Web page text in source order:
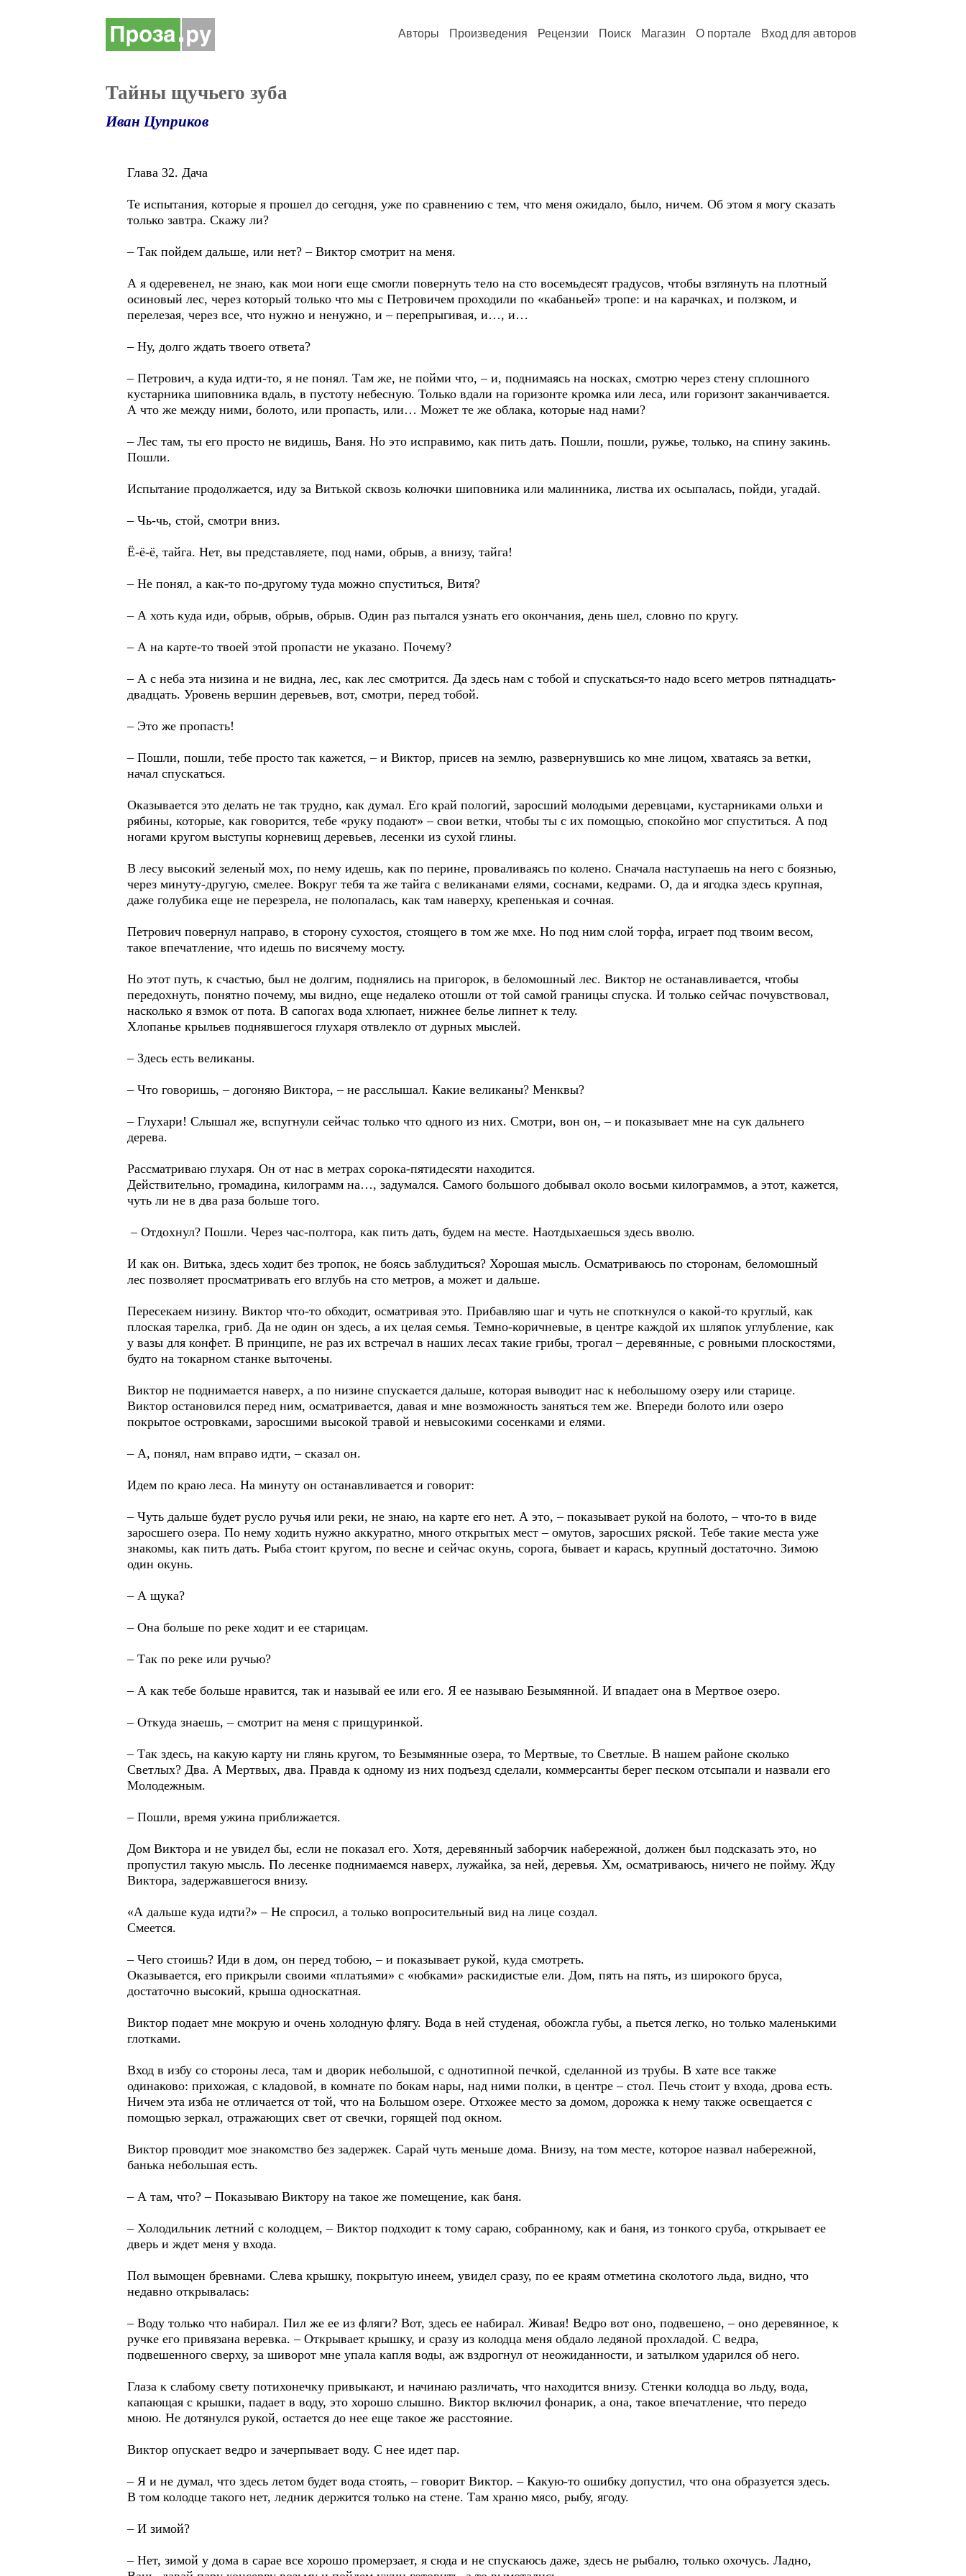
Авторы Произведения Рецензии Поиск Магазин О портале Вход для авторов
Тайны щучьего зуба
Иван Цуприков
Глава 32. Дача
Те испытания, которые я прошел до сегодня, уже по сравнению с тем, что меня ожидало, было, ничем. Об этом я могу сказать
только завтра. Скажу ли?
– Так пойдем дальше, или нет? – Виктор смотрит на меня.
А я одеревенел, не знаю, как мои ноги еще смогли повернуть тело на сто восемьдесят градусов, чтобы взглянуть на плотный
осиновый лес, через который только что мы с Петровичем проходили по «кабаньей» тропе: и на карачках, и ползком, и
перелезая, через все, что нужно и ненужно, и – перепрыгивая, и…, и…
– Ну, долго ждать твоего ответа?
– Петрович, а куда идти-то, я не понял. Там же, не пойми что, – и, поднимаясь на носках, смотрю через стену сплошного
кустарника шиповника вдаль, в пустоту небесную. Только вдали на горизонте кромка или леса, или горизонт заканчивается.
А что же между ними, болото, или пропасть, или… Может те же облака, которые над нами?
– Лес там, ты его просто не видишь, Ваня. Но это исправимо, как пить дать. Пошли, пошли, ружье, только, на спину закинь.
Пошли.
Испытание продолжается, иду за Витькой сквозь колючки шиповника или малинника, листва их осыпалась, пойди, угадай.
– Чь-чь, стой, смотри вниз.
Ё-ё-ё, тайга. Нет, вы представляете, под нами, обрыв, а внизу, тайга!
– Не понял, а как-то по-другому туда можно спуститься, Витя?
– А хоть куда иди, обрыв, обрыв, обрыв. Один раз пытался узнать его окончания, день шел, словно по кругу.
– А на карте-то твоей этой пропасти не указано. Почему?
– А с неба эта низина и не видна, лес, как лес смотрится. Да здесь нам с тобой и спускаться-то надо всего метров пятнадцать-
двадцать. Уровень вершин деревьев, вот, смотри, перед тобой.
– Это же пропасть!
– Пошли, пошли, тебе просто так кажется, – и Виктор, присев на землю, развернувшись ко мне лицом, хватаясь за ветки,
начал спускаться.
Оказывается это делать не так трудно, как думал. Его край пологий, заросший молодыми деревцами, кустарниками ольхи и
рябины, которые, как говорится, тебе «руку подают» – свои ветки, чтобы ты с их помощью, спокойно мог спуститься. А под
ногами кругом выступы корневищ деревьев, лесенки из сухой глины.
В лесу высокий зеленый мох, по нему идешь, как по перине, проваливаясь по колено. Сначала наступаешь на него с боязнью,
через минуту-другую, смелее. Вокруг тебя та же тайга с великанами елями, соснами, кедрами. О, да и ягодка здесь крупная,
даже голубика еще не перезрела, не полопалась, как там наверху, крепенькая и сочная.
Петрович повернул направо, в сторону сухостоя, стоящего в том же мхе. Но под ним слой торфа, играет под твоим весом,
такое впечатление, что идешь по висячему мосту.
Но этот путь, к счастью, был не долгим, поднялись на пригорок, в беломошный лес. Виктор не останавливается, чтобы
передохнуть, понятно почему, мы видно, еще недалеко отошли от той самой границы спуска. И только сейчас почувствовал,
насколько я взмок от пота. В сапогах вода хлюпает, нижнее белье липнет к телу.
Хлопанье крыльев поднявшегося глухаря отвлекло от дурных мыслей.
– Здесь есть великаны.
– Что говоришь, – догоняю Виктора, – не расслышал. Какие великаны? Менквы?
– Глухари! Слышал же, вспугнули сейчас только что одного из них. Смотри, вон он, – и показывает мне на сук дальнего
дерева.
Рассматриваю глухаря. Он от нас в метрах сорока-пятидесяти находится.
Действительно, громадина, килограмм на…, задумался. Самого большого добывал около восьми килограммов, а этот, кажется,
чуть ли не в два раза больше того.
– Отдохнул? Пошли. Через час-полтора, как пить дать, будем на месте. Наотдыхаешься здесь вволю.
И как он. Витька, здесь ходит без тропок, не боясь заблудиться? Хорошая мысль. Осматриваюсь по сторонам, беломошный
лес позволяет просматривать его вглубь на сто метров, а может и дальше.
Пересекаем низину. Виктор что-то обходит, осматривая это. Прибавляю шаг и чуть не споткнулся о какой-то круглый, как
плоская тарелка, гриб. Да не один он здесь, а их целая семья. Темно-коричневые, в центре каждой их шляпок углубление, как
у вазы для конфет. В принципе, не раз их встречал в наших лесах такие грибы, трогал – деревянные, с ровными плоскостями,
будто на токарном станке выточены.
Виктор не поднимается наверх, а по низине спускается дальше, которая выводит нас к небольшому озеру или старице.
Виктор остановился перед ним, осматривается, давая и мне возможность заняться тем же. Впереди болото или озеро
покрытое островками, заросшими высокой травой и невысокими сосенками и елями.
– А, понял, нам вправо идти, – сказал он.
Идем по краю леса. На минуту он останавливается и говорит:
– Чуть дальше будет русло ручья или реки, не знаю, на карте его нет. А это, – показывает рукой на болото, – что-то в виде
заросшего озера. По нему ходить нужно аккуратно, много открытых мест – омутов, заросших ряской. Тебе такие места уже
знакомы, как пить дать. Рыба стоит кругом, по весне и сейчас окунь, сорога, бывает и карась, крупный достаточно. Зимою
один окунь.
– А щука?
– Она больше по реке ходит и ее старицам.
– Так по реке или ручью?
– А как тебе больше нравится, так и называй ее или его. Я ее называю Безымянной. И впадает она в Мертвое озеро.
– Откуда знаешь, – смотрит на меня с прищуринкой.
– Так здесь, на какую карту ни глянь кругом, то Безымянные озера, то Мертвые, то Светлые. В нашем районе сколько
Светлых? Два. А Мертвых, два. Правда к одному из них подъезд сделали, коммерсанты берег песком отсыпали и назвали его
Молодежным.
– Пошли, время ужина приближается.
Дом Виктора и не увидел бы, если не показал его. Хотя, деревянный заборчик набережной, должен был подсказать это, но
пропустил такую мысль. По лесенке поднимаемся наверх, лужайка, за ней, деревья. Хм, осматриваюсь, ничего не пойму. Жду
Виктора, задержавшегося внизу.
«А дальше куда идти?» – Не спросил, а только вопросительный вид на лице создал.
Смеется.
– Чего стоишь? Иди в дом, он перед тобою, – и показывает рукой, куда смотреть.
Оказывается, его прикрыли своими «платьями» с «юбками» раскидистые ели. Дом, пять на пять, из широкого бруса,
достаточно высокий, крыша односкатная.
Виктор подает мне мокрую и очень холодную флягу. Вода в ней студеная, обожгла губы, а пьется легко, но только маленькими
глотками.
Вход в избу со стороны леса, там и дворик небольшой, с однотипной печкой, сделанной из трубы. В хате все также
одинаково: прихожая, с кладовой, в комнате по бокам нары, над ними полки, в центре – стол. Печь стоит у входа, дрова есть.
Ничем эта изба не отличается от той, что на Большом озере. Отхожее место за домом, дорожка к нему также освещается с
помощью зеркал, отражающих свет от свечки, горящей под окном.
Виктор проводит мое знакомство без задержек. Сарай чуть меньше дома. Внизу, на том месте, которое назвал набережной,
банька небольшая есть.
– А там, что? – Показываю Виктору на такое же помещение, как баня.
– Холодильник летний с колодцем, – Виктор подходит к тому сараю, собранному, как и баня, из тонкого сруба, открывает ее
дверь и ждет меня у входа.
Пол вымощен бревнами. Слева крышку, покрытую инеем, увидел сразу, по ее краям отметина сколотого льда, видно, что
недавно открывалась:
– Воду только что набирал. Пил же ее из фляги? Вот, здесь ее набирал. Живая! Ведро вот оно, подвешено, – оно деревянное, к
ручке его привязана веревка. – Открывает крышку, и сразу из колодца меня обдало ледяной прохладой. С ведра,
подвешенного сверху, за шиворот мне упала капля воды, аж вздрогнул от неожиданности, и затылком ударился об него.
Глаза к слабому свету потихонечку привыкают, и начинаю различать, что находится внизу. Стенки колодца во льду, вода,
капающая с крышки, падает в воду, это хорошо слышно. Виктор включил фонарик, а она, такое впечатление, что передо
мною. Не дотянулся рукой, остается до нее еще такое же расстояние.
Виктор опускает ведро и зачерпывает воду. С нее идет пар.
– Я и не думал, что здесь летом будет вода стоять, – говорит Виктор. – Какую-то ошибку допустил, что она образуется здесь.
В том колодце такого нет, ледник держится только на стене. Там храню мясо, рыбу, ягоду.
– И зимой?
– Нет, зимой у дома в сарае все хорошо промерзает, я сюда и не спускаюсь даже, здесь не рыбалю, только охочусь. Ладно,